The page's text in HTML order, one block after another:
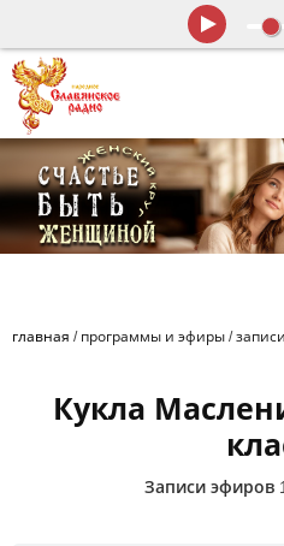
главная / программы и эфиры /
Кукла
Записи эфиров